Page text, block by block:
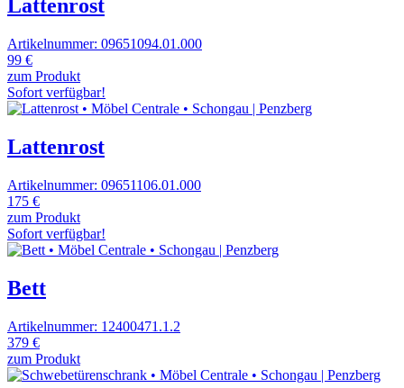
Lattenrost
Artikelnummer: 09651094.01.000
99 €
zum Produkt
Sofort verfügbar!
Lattenrost
Artikelnummer: 09651106.01.000
175 €
zum Produkt
Sofort verfügbar!
Bett
Artikelnummer: 12400471.1.2
379 €
zum Produkt